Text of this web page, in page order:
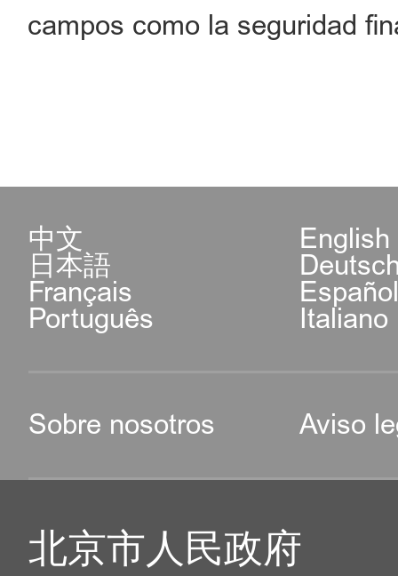
campos como la seguridad
中文 English
日本語
Français
Português Italiano
Sobre nosotros Aviso
北京市人民政府